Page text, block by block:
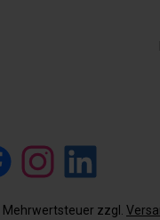
InstagramLinkedIn
Mehrwertsteuer zzgl.